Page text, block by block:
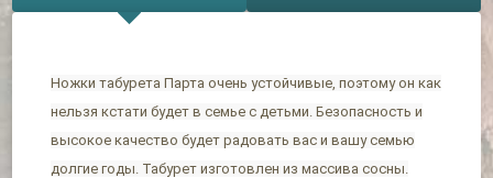
Ножки табурета Парта очень устойчивые, поэтому он как
нельзя кстати будет в семье с детьми. Безопасность и
высокое качество будет радовать вас и вашу семью
долгие годы. Табурет изготовлен из массива сосны.